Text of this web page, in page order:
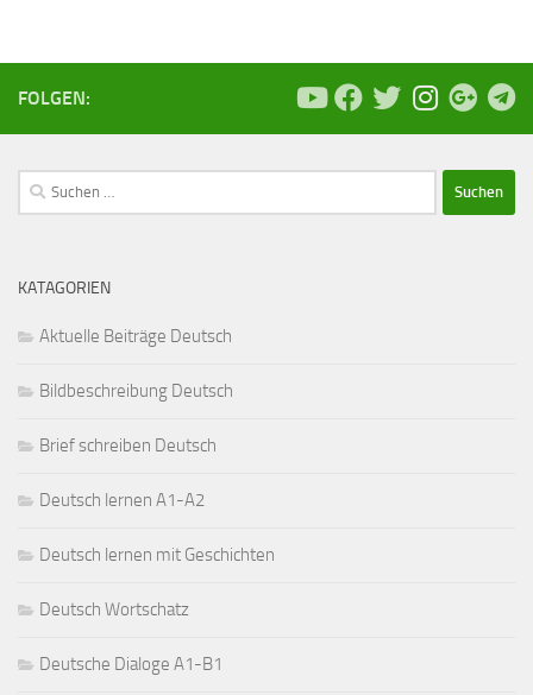
FOLGEN:
Suchen
nach:
KATAGORIEN
Aktuelle Beiträge Deutsch
Bildbeschreibung Deutsch
Brief schreiben Deutsch
Deutsch lernen A1-A2
Deutsch lernen mit Geschichten
Deutsch Wortschatz
Deutsche Dialoge A1-B1